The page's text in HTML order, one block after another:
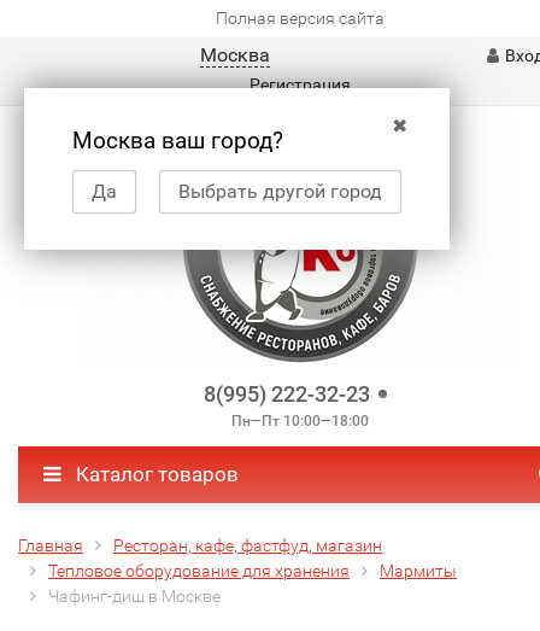
Полная версия сайта
Москва
✖
Москва ваш город?
Да Выбрать другой город
Регистрация
8(995) 222-32-23
Пн—Пт 10:00—18:00
Каталог товаров
Главная
Ресторан, кафе, фастфуд, магазин
Тепловое оборудование для хранения
Мармиты
Чафинг-диш в Москве